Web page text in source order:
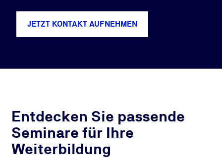
JETZT KONTAKT AUFNEHMEN
Entdecken Sie passende
Seminare für Ihre
Weiterbildung